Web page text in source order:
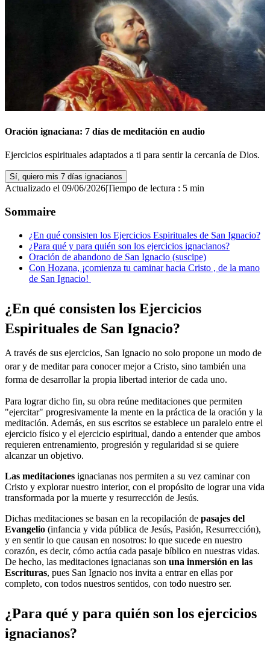
Oración ignaciana: 7 días de meditación en audio
Ejercicios espirituales adaptados a ti para sentir la cercanía de Dios.
Sí, quiero mis 7 días ignacianos
Actualizado el 09/06/2026|Tiempo de lectura : 5 min
Sommaire
¿En qué consisten los Ejercicios Espirituales de San Ignacio?
¿Para qué y para quién son los ejercicios ignacianos?
Oración de abandono de San Ignacio (suscipe)
Con Hozana, ¡comienza tu caminar hacia Cristo , de la mano
de San Ignacio!
¿En qué consisten los Ejercicios
Espirituales de San Ignacio?
A través de sus ejercicios, San Ignacio no solo propone un modo de
orar y de meditar para conocer mejor a Cristo, sino también una
forma de desarrollar la propia libertad interior de cada uno.
Para lograr dicho fin, su obra reúne meditaciones que permiten
"ejercitar" progresivamente la mente en la práctica de la oración y la
meditación. Además, en sus escritos se establece un paralelo entre el
ejercicio físico y el ejercicio espiritual, dando a entender que ambos
requieren entrenamiento, progresión y regularidad si se quiere
alcanzar un objetivo.
Las meditaciones ignacianas nos permiten a su vez caminar con
Cristo y explorar nuestro interior, con el propósito de lograr una vida
transformada por la muerte y resurrección de Jesús.
Dichas meditaciones se basan en la recopilación de pasajes del
Evangelio (infancia y vida pública de Jesús, Pasión, Resurrección),
y en sentir lo que causan en nosotros: lo que sucede en nuestro
corazón, es decir, cómo actúa cada pasaje bíblico en nuestras vidas.
De hecho, las meditaciones ignacianas son una inmersión en las
Escrituras, pues San Ignacio nos invita a entrar en ellas por
completo, con todos nuestros sentidos, con todo nuestro ser.
¿Para qué y para quién son los ejercicios
ignacianos?